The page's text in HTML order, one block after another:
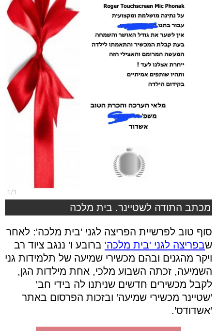
מכתב התודה לשטיינר. בית מלכה
סוף טוב לפרשיית הפריצה לגני 'בית מלכה': לאחר
שבפריצה לגני 'בית מלכה' ברובע ו' ננגב ציוד רב
ויקר מהגנים ובהם מכשירי שמיעה של תלמידות גני
השמיעה, זכתה השבוע מלכי, אחת מילדות הגן,
לקבל מכשירים חדשים שניתנו לה בידי חב'
'שטיינר מכשירי שמיעה' ובזכות הפרסום באתר
'אשדודס'.